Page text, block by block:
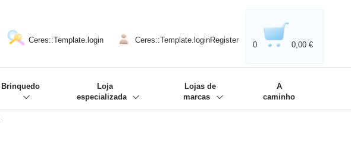
Ceres::Template.login Ceres::Template.loginRegister
0 0,00 €
Brinquedo
Loja
especializada
Lojas de
marcas
A
caminho